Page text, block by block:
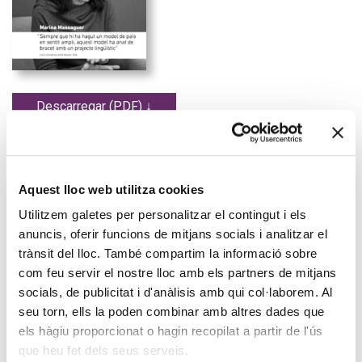
Aquest lloc web utilitza cookies
Utilitzem galetes per personalitzar el contingut i els
anuncis, oferir funcions de mitjans socials i analitzar el
trànsit del lloc. També compartim la informació sobre
com feu servir el nostre lloc amb els partners de mitjans
socials, de publicitat i d'anàlisis amb qui col·laborem. Al
seu torn, ells la poden combinar amb altres dades que
els hàgiu proporcionat o hagin recopilat a partir de l'ús
que heu fet dels seus serveis.
Descarregar (PDF) ↓
«Sempre que hi ha hagut un model
model ha anat de bracet amb un
projecte lingüístic»
Marina Massaguer i Xavier Vila.
«La nostra pàtria és la nostra llengua», escrivia l’homenot de
Sueca. El debat sobre la vitalitat de la nostra llengua torna a
ocupar tuits, titulars, estudis acadèmics i accions polítiques, ara
que celebrem l’Any Fuster. Ens trobem en un punt d’inflexió?
Hem volgut parlar amb Xavier Vila, secretari de Política